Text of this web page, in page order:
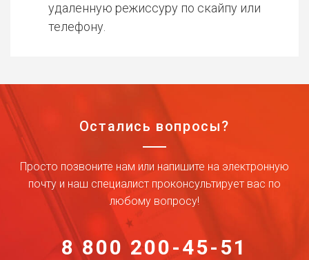
удаленную режиссуру по скайпу или
телефону.
Остались вопросы?
Просто позвоните нам или напишите на электронную
почту и наш специалист проконсультирует вас по
любому вопросу!
8 800 200-45-51